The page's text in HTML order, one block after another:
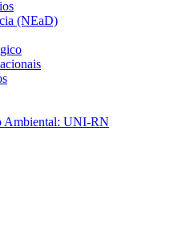
(NEaD)
Ambiental: UNI-RN